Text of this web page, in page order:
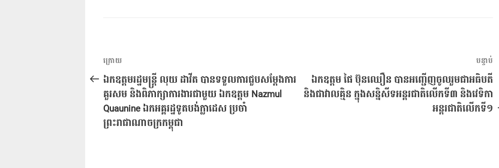
ការ​
នាំទិស​
ប្រកាស
អត្ថបទ
មុន
ក្រោយ
ឯកឧត្តមរដ្ឋមន្រ្តី លុយ ដាវីត បានទទួលការជួបសម្តែងការ
គួរសម និងពិភាក្សាការងារជាមួយ ឯកឧត្តម Nazmul
Quaunine ឯកអគ្គរដ្ឋទូតបង់ក្លាដេស ប្រចាំ
ព្រះរាជាណាចក្រកម្ពុជា
បន្ទាប់
ឯកឧត្តម ផៃ ប៊ុនឈឿន បានអញ្ជើញចូលរួមជាអធិបតី
និងជាវាលគ្មិន ក្នុងសន្និសីទអន្តរជាតិលើកទី៣ និងវេទិកា
អន្តរជាតិលើកទី១